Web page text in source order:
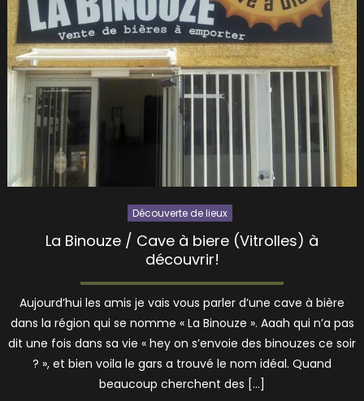
Découverte de lieux
La Binouze / Cave à biere (Vitrolles) à
découvrir!
Aujourd’hui les amis je vais vous parler d’une cave à bière
dans la région qui se nomme « La Binouze ». Aaah qui n’a pas
dit une fois dans sa vie « hey on s’envoie des binouzes ce soir
? », et bien voila le gars a trouvé le nom idéal. Quand
beaucoup cherchent des […]